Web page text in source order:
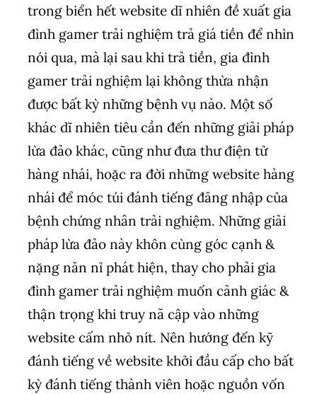
trong biển hết website dĩ nhiên đề xuất gia
đình gamer trải nghiệm trả giá tiền để nhìn
nói qua, mà lại sau khi trả tiền, gia đình
gamer trải nghiệm lại không thừa nhận
được bất kỳ những bệnh vụ nào. Một số
khác dĩ nhiên tiêu cần đến những giải pháp
lừa đảo khác, cũng như đưa thư điện tử
hàng nhái, hoặc ra đời những website hàng
nhái để móc túi đánh tiếng đăng nhập của
bệnh chứng nhân trải nghiệm. Những giải
pháp lừa đảo này khôn cùng góc cạnh &
nặng năn nỉ phát hiện, thay cho phải gia
đình gamer trải nghiệm muốn cảnh giác &
thận trọng khi truy nã cập vào những
website cấm nhỏ nít. Nên hướng đến kỹ
đánh tiếng về website khởi đầu cấp cho bất
kỳ đánh tiếng thành viên hoặc nguồn vốn